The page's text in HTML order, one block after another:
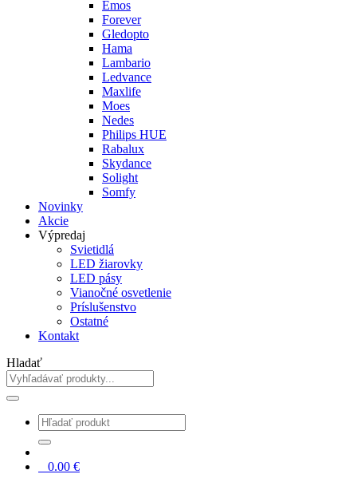
Emos
Forever
Gledopto
Hama
Lambario
Ledvance
Maxlife
Moes
Nedes
Philips HUE
Rabalux
Skydance
Solight
Somfy
Novinky
Akcie
Výpredaj
Svietidlá
LED žiarovky
LED pásy
Vianočné osvetlenie
Príslušenstvo
Ostatné
Kontakt
Hladať
0.00 €